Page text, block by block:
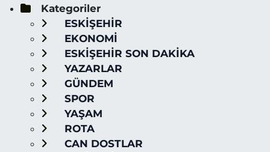
Kategoriler
ESKİŞEHİR
EKONOMİ
ESKİŞEHİR SON DAKİKA
YAZARLAR
GÜNDEM
SPOR
YAŞAM
ROTA
CAN DOSTLAR